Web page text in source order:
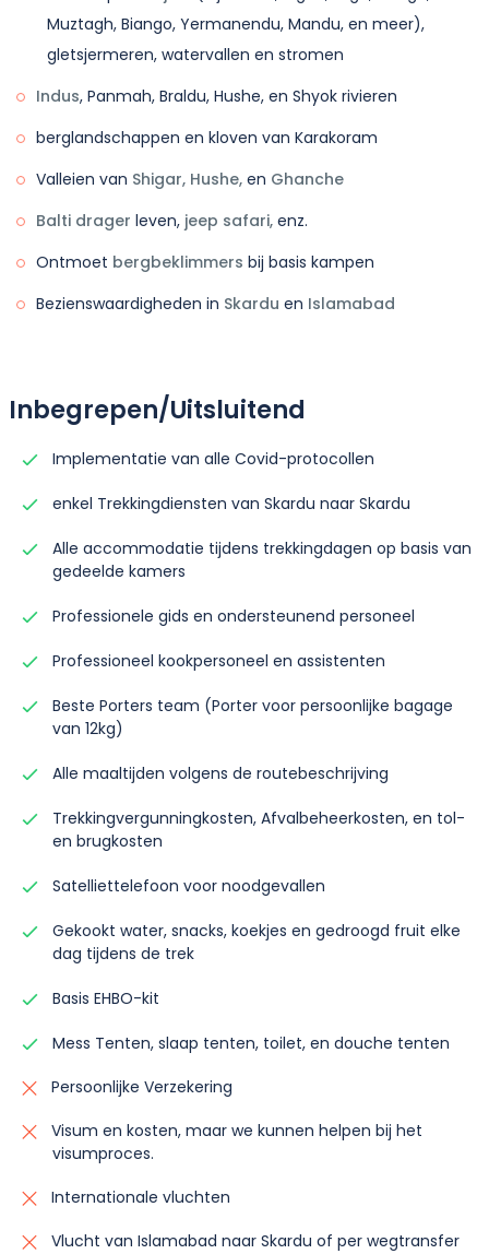
rechttoe rechtaan tot het Khuspang-kamp. We
zullen 's nachts kamperen bij het Khuspang-kamp
(4600m) voor de Laila Peak.
Accommodatie: tenten op basis van gedeelde
Maaltijden:
Muztagh, Biango, Yermanendu, Mandu, en meer),
gletsjermeren, watervallen en stromen
Indus, Panmah, Braldu, Hushe, en Shyok rivieren
berglandschappen en kloven van Karakoram
Valleien van Shigar, Hushe, en Ghanche
Balti drager leven, jeep safari, enz.
Ontmoet bergbeklimmers bij basis kampen
Bezienswaardigheden in Skardu en Islamabad
Inbegrepen/Uitsluitend
Implementatie van alle Covid-protocollen
enkel Trekkingdiensten van Skardu naar Skardu
Alle accommodatie tijdens trekkingdagen op basis van
gedeelde kamers
Professionele gids en ondersteunend personeel
Professioneel kookpersoneel en assistenten
Beste Porters team (Porter voor persoonlijke bagage
van 12kg)
Alle maaltijden volgens de routebeschrijving
Trekkingvergunningkosten, Afvalbeheerkosten, en tol-
en brugkosten
Satelliettelefoon voor noodgevallen
Gekookt water, snacks, koekjes en gedroogd fruit elke
dag tijdens de trek
Basis EHBO-kit
Mess Tenten, slaap tenten, toilet, en douche tenten
Persoonlijke Verzekering
Visum en kosten, maar we kunnen helpen bij het
visumproces.
Internationale vluchten
Vlucht van Islamabad naar Skardu of per wegtransfer